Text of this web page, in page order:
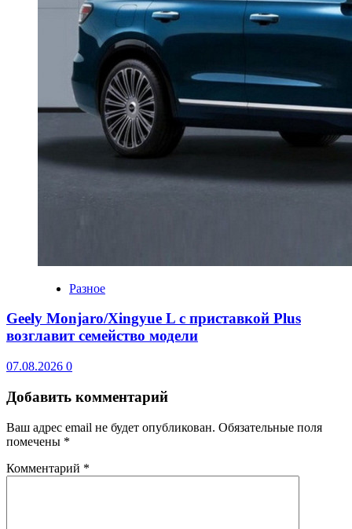
Разное
Geely Monjaro/Xingyue L с приставкой Plus
возглавит семейство модели
07.08.2026 0
Добавить комментарий
Ваш адрес email не будет опубликован. Обязательные поля
помечены *
Комментарий *